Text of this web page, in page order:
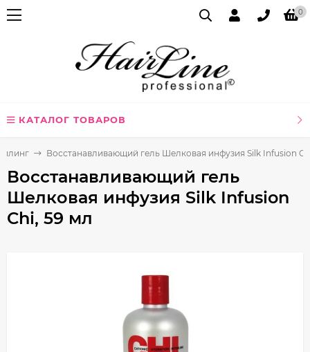
0
КАТАЛОГ ТОВАРОВ
Восстанавливающий гель Шелковая инфузия Silk Infusion
Восстанавливающий гель
Шелковая инфузия Silk Infusion
Chi, 59 мл